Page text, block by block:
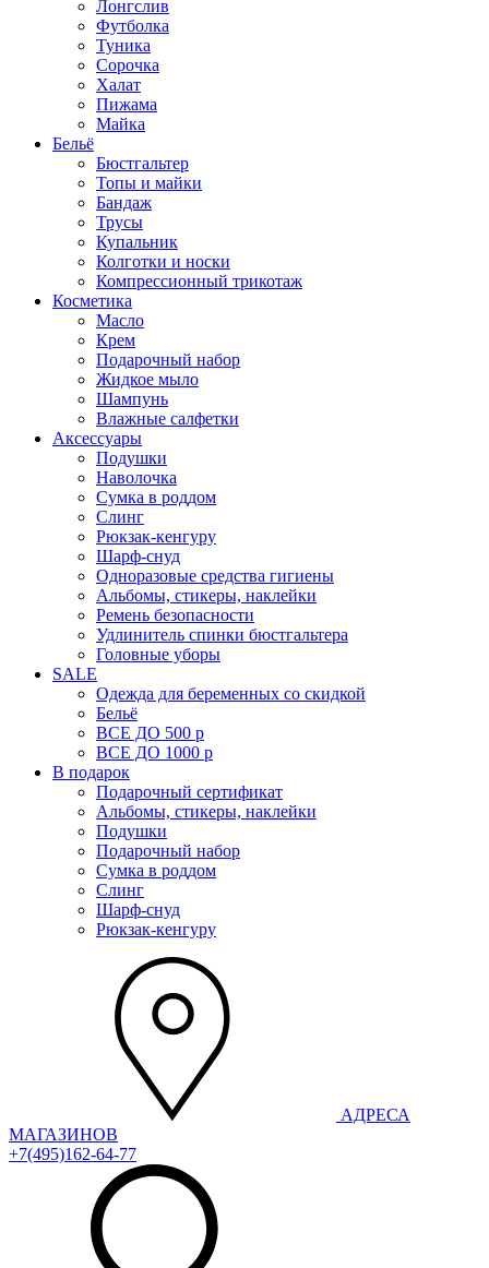
Лонгслив
Футболка
Туника
Сорочка
Халат
Пижама
Майка
Бельё
Бюстгальтер
Топы и майки
Бандаж
Трусы
Купальник
Колготки и носки
Компрессионный трикотаж
Косметика
Масло
Крем
Подарочный набор
Жидкое мыло
Шампунь
Влажные салфетки
Аксессуары
Подушки
Наволочка
Сумка в роддом
Cлинг
Рюкзак-кенгуру
Шарф-снуд
Одноразовые средства гигиены
Альбомы, стикеры, наклейки
Ремень безопасности
Удлинитель спинки бюстгальтера
Головные уборы
SALE
Одежда для беременных со скидкой
Бельё
ВСЕ ДО 500 р
ВСЕ ДО 1000 р
В подарок
Подарочный сертификат
Альбомы, стикеры, наклейки
Подушки
Подарочный набор
Сумка в роддом
Слинг
Шарф-снуд
Рюкзак-кенгуру
АДРЕСА
МАГАЗИНОВ
+7(495)162-64-77